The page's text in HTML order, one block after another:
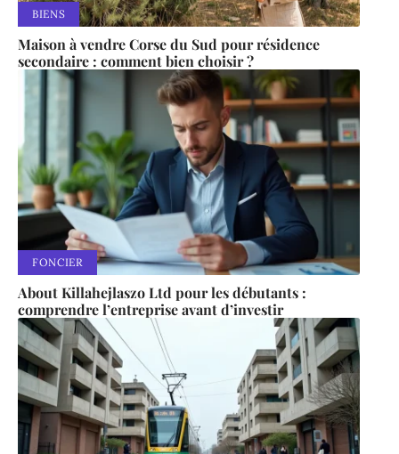
BIENS
Maison à vendre Corse du Sud pour résidence
secondaire : comment bien choisir ?
FONCIER
About Killahejlaszo Ltd pour les débutants :
comprendre l’entreprise avant d’investir